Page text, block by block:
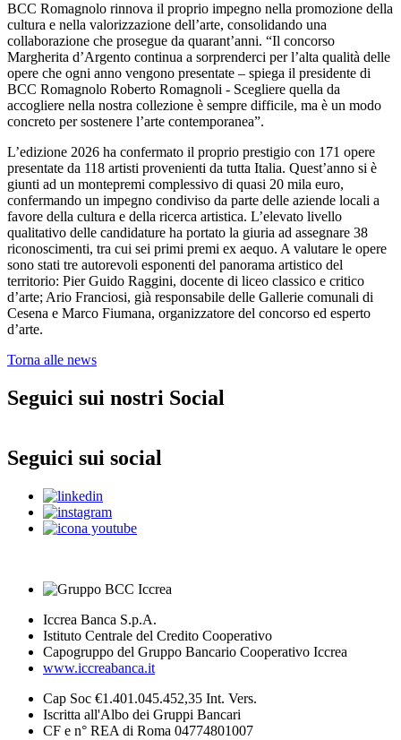
BCC Romagnolo rinnova il proprio impegno nella promozione della
cultura e nella valorizzazione dell’arte, consolidando una
collaborazione che prosegue da quarant’anni. “Il concorso
Margherita d’Argento continua a sorprenderci per l’alta qualità delle
opere che ogni anno vengono presentate – spiega il presidente di
BCC Romagnolo Roberto Romagnoli - Scegliere quella da
accogliere nella nostra collezione è sempre difficile, ma è un modo
concreto per sostenere l’arte contemporanea”.
L’edizione 2026 ha confermato il proprio prestigio con 171 opere
presentate da 118 artisti provenienti da tutta Italia. Quest’anno si è
giunti ad un montepremi complessivo di quasi 20 mila euro,
confermando un impegno condiviso da parte delle aziende locali a
favore della cultura e della ricerca artistica. L’elevato livello
qualitativo delle candidature ha portato la giuria ad assegnare 38
riconoscimenti, tra cui sei primi premi ex aequo. A valutare le opere
sono stati tre autorevoli esponenti del panorama artistico del
territorio: Pier Guido Raggini, docente di liceo classico e critico
d’arte; Ario Franciosi, già responsabile delle Gallerie comunali di
Cesena e Marco Fiumana, organizzatore del concorso ed esperto
d’arte.
Torna alle news
Seguici sui nostri Social
Seguici sui social
Iccrea Banca S.p.A.
Istituto Centrale del Credito Cooperativo
Capogruppo del Gruppo Bancario Cooperativo Iccrea
www.iccreabanca.it
Cap Soc €1.401.045.452,35 Int. Vers.
Iscritta all'Albo dei Gruppi Bancari
CF e n° REA di Roma 04774801007